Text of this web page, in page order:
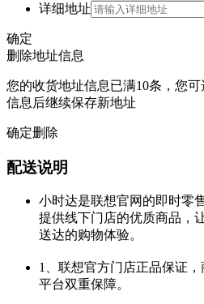
详细地址
确定
删除地址信息
您的收货地址信息已满10条，您
信息后继续保存新地址
确定删除
配送说明
小时达是联想官网的即时零
提供线下门店的优质商品，
送达的购物体验。
1、联想官方门店正品保证
平台双重保障。